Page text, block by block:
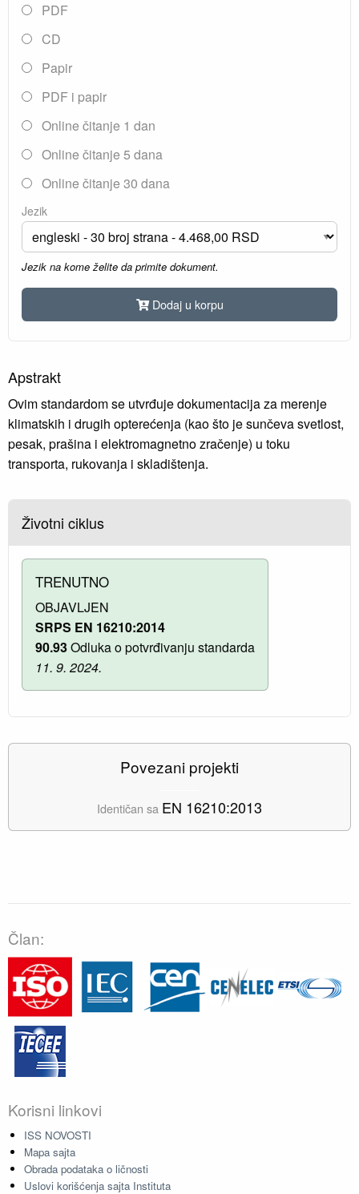
PDF
CD
Papir
PDF i papir
Online čitanje 1 dan
Online čitanje 5 dana
Online čitanje 30 dana
Jezik
Jezik na kome želite da primite dokument.
Dodaj u korpu
Apstrakt
Ovim standardom se utvrđuje dokumentacija za merenje
klimatskih i drugih opterećenja (kao što je sunčeva svetlost,
pesak, prašina i elektromagnetno zračenje) u toku
transporta, rukovanja i skladištenja.
Životni ciklus
TRENUTNO
OBJAVLJEN
SRPS EN 16210:2014
90.93Odluka o potvrđivanju standarda
11. 9. 2024.
Povezani projekti
Identičan sa EN 16210:2013
Član:
Korisni linkovi
ISS NOVOSTI
Mapa sajta
Obrada podataka o ličnosti
Uslovi korišćenja sajta Instituta